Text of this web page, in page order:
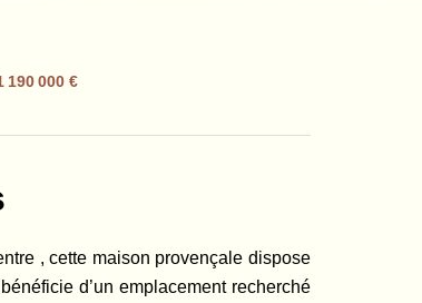
190 000 €
, cette maison provençale dispose
d’un emplacement recherché